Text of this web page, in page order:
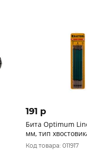
191 p
Бита Optimum
мм, тип
шт в блистере,
Код товара: 011917